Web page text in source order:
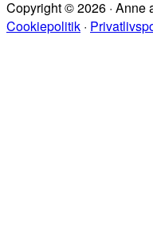
sitet
Copyright © 2026 · Anne
Cookiepolitik ·